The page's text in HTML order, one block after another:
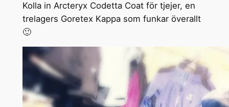
Kolla in Arcteryx Codetta Coat för tjejer, en
trelagers Goretex Kappa som funkar överallt
🙂